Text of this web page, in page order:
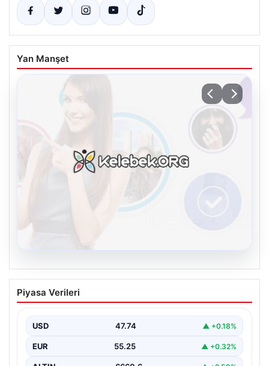
Yan Manşet
08.08.2026
Kelebek sohbet platformu İle Çevrim içi
İletişimin Seviyeli Adresi Ve Muhabbet
İnternet dünyasında kullanıcıların güvenli bir tarzda
birçok…
Piyasa Verileri
USD 47.74 ▲ +0.18%
EUR 55.25 ▲ +0.32%